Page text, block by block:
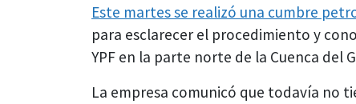
Este martes se realizó una cumbre
para esclarecer el procedimiento y
YPF en la parte norte de la Cuenca del
La empresa comunicó que todavía no